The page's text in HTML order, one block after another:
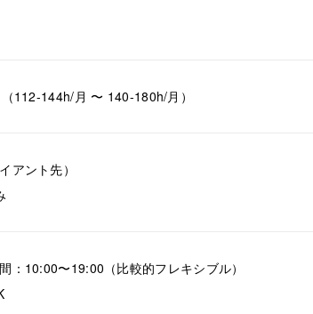
112-144h/月 〜 140-180h/月）
アント先）
：10:00〜19:00（比較的フレキシブル）